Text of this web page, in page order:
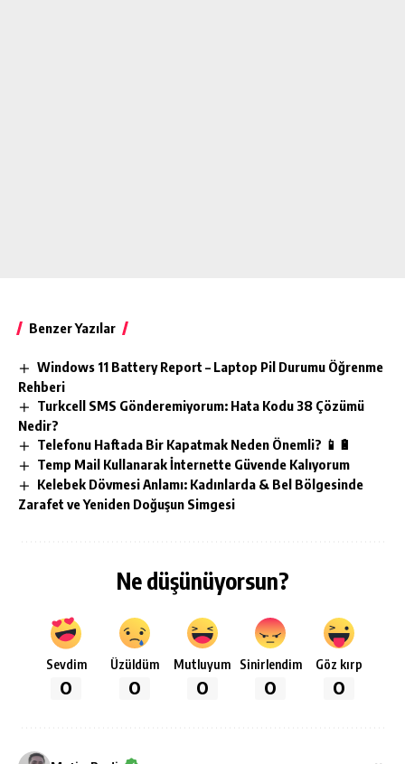
Benzer Yazılar
Windows 11 Battery Report – Laptop Pil Durumu Öğrenme
Rehberi
Turkcell SMS Gönderemiyorum: Hata Kodu 38 Çözümü
Nedir?
Telefonu Haftada Bir Kapatmak Neden Önemli? 📱🔋
Temp Mail Kullanarak İnternette Güvende Kalıyorum
Kelebek Dövmesi Anlamı: Kadınlarda & Bel Bölgesinde
Zarafet ve Yeniden Doğuşun Simgesi
Ne düşünüyorsun?
Sevdim
0
Üzüldüm
0
Mutluyum
0
Sinirlendim
0
Göz kırp
0